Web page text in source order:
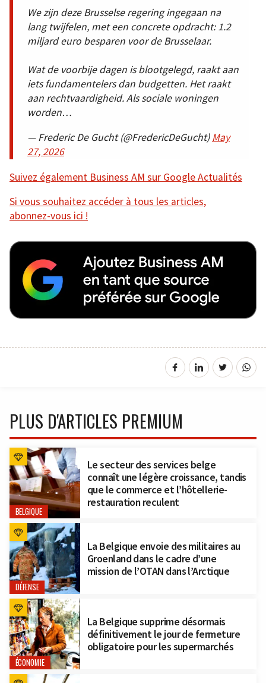
We zijn deze Brusselse regering ingegaan na
lang twijfelen, met een concrete opdracht: 1.2
miljard euro besparen voor de Brusselaar.
Wat de voorbije dagen is blootgelegd, raakt aan
iets fundamentelers dan budgetten. Het raakt
aan rechtvaardigheid. Als sociale woningen
worden…
— Frederic De Gucht (@FredericDeGucht)May
27, 2026
Suivez également Business AM sur Google Actualités
Si vous souhaitez accéder à tous les articles,
abonnez-vous ici !
PLUS D'ARTICLES PREMIUM
BELGIQUE
Le secteur des services belge
connaît une légère croissance, tandis
que le commerce et l’hôtellerie-
restauration reculent
DÉFENSE
La Belgique envoie des militaires au
Groenland dans le cadre d’une
mission de l’OTAN dans l’Arctique
ÉCONOMIE
La Belgique supprime désormais
définitivement le jour de fermeture
obligatoire pour les supermarchés